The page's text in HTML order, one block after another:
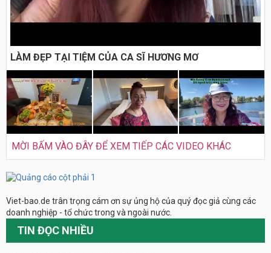
LÀM ĐẸP TẠI TIỆM CỦA CA SĨ HƯƠNG MƠ
MỜI BẤM VÀO ĐÂY ĐỂ XEM TIẾP CÁC VIDEO KHÁC
Viet-bao.de trân trọng cám ơn sự ủng hộ của quý đọc giả cùng các
doanh nghiệp - tổ chức trong và ngoài nước.
TIN ĐỌC NHIỀU